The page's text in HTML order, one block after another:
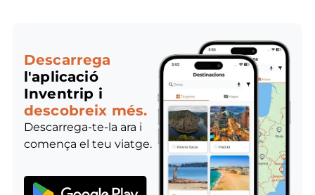
Descarrega
l'aplicació
Inventrip i
descobreix més.
Descarrega-te-la ara i
comença el teu viatge.